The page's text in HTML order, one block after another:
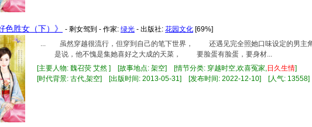
色胜女（下）》 - 剩女驾到 - 作家: 绿光 - 出版社: 花园文化 [69%]
... 虽然穿越很流行，但穿到自己的笔下世界， 还遇见完全照她口味设定的男
是说，他不愧是集她喜好之大成的天菜， 要脸蛋有脸蛋，要身材...
[主要人物: 魏召荧 艾然 ] [故事地点: 架空] [情节分类: 穿越时空,欢喜冤家, 日久 生情]
[时代背景: 古代,架空] [出版时间: 2013-05-31] [发布时间: 2022-12-10] [人气: